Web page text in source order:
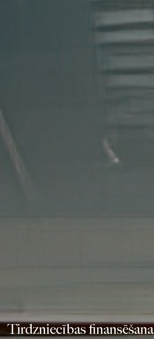
Tirdzniecības finansēšana